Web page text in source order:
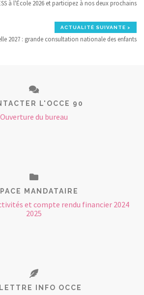
à l'École 2026 et participez à nos deux prochains
ACTUALITÉ SUIVANTE >
2027 : grande consultation nationale des enfants
L'OCCE 90
Ouverture du bureau
MANDATAIRE
et compte rendu financier 2024
2025
INFO OCCE